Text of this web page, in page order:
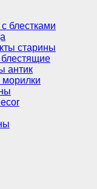
блестками
старины
антик
морилки